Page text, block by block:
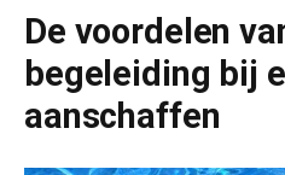
De voordelen
begeleiding bij
aanschaffen